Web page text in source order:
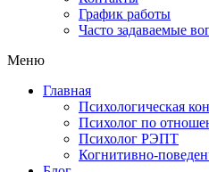
График работы
Часто задаваемые
Меню
Главная
Психологическая
Психолог по
Психолог РЭПТ
Когнитивно-